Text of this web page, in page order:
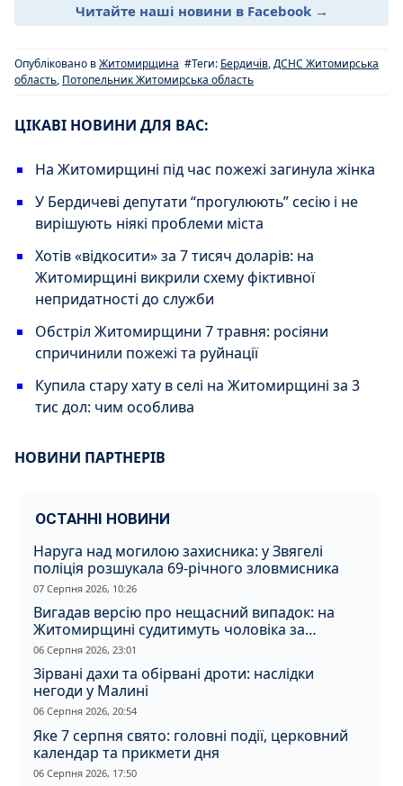
Читайте наші новини в Facebook →
Опубліковано вЖитомирщина #Теги: Бердичів,ДСНС Житомирська
область, Потопельник Житомирська область
ЦІКАВІ НОВИНИ ДЛЯ ВАС:
На Житомирщині під час пожежі загинула жінка
У Бердичеві депутати “прогулюють” сесію і не
вирішують ніякі проблеми міста
Хотів «відкосити» за 7 тисяч доларів: на
Житомирщині викрили схему фіктивної
непридатності до служби
Обстріл Житомирщини 7 травня: росіяни
спричинили пожежі та руйнації
Купила стару хату в селі на Житомирщині за 3
тис дол: чим особлива
НОВИНИ ПАРТНЕРІВ
ОСТАННІ НОВИНИ
Наруга над могилою захисника: у Звягелі
поліція розшукала 69-річного зловмисника
07 Серпня 2026, 10:26
Вигадав версію про нещасний випадок: на
Житомирщині судитимуть чоловіка за
вбивство співмешканки
06 Серпня 2026, 23:01
Зірвані дахи та обірвані дроти: наслідки
негоди у Малині
06 Серпня 2026, 20:54
Яке 7 серпня свято: головні події, церковний
календар та прикмети дня
06 Серпня 2026, 17:50